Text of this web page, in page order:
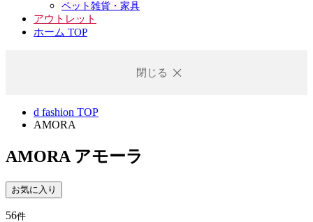
ペット雑貨・家具
アウトレット
ホーム TOP
閉じる
d fashion TOP
AMORA
AMORA アモーラ
お気に入り
56件